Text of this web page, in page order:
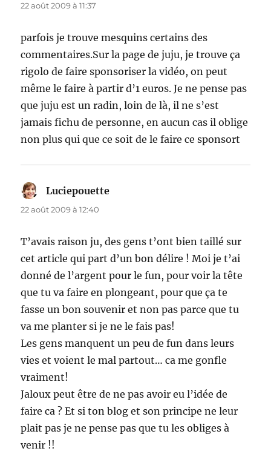
22 août 2009 à 11:37
parfois je trouve mesquins certains des
commentaires.Sur la page de juju, je trouve ça
rigolo de faire sponsoriser la vidéo, on peut
même le faire à partir d’1 euros. Je ne pense pas
que juju est un radin, loin de là, il ne s’est
jamais fichu de personne, en aucun cas il oblige
non plus qui que ce soit de le faire ce sponsort
Luciepouette
22 août 2009 à 12:40
T’avais raison ju, des gens t’ont bien taillé sur
cet article qui part d’un bon délire ! Moi je t’ai
donné de l’argent pour le fun, pour voir la tête
que tu va faire en plongeant, pour que ça te
fasse un bon souvenir et non pas parce que tu
va me planter si je ne le fais pas!
Les gens manquent un peu de fun dans leurs
vies et voient le mal partout… ca me gonfle
vraiment!
Jaloux peut être de ne pas avoir eu l’idée de
faire ca ? Et si ton blog et son principe ne leur
plait pas je ne pense pas que tu les obliges à
venir !!